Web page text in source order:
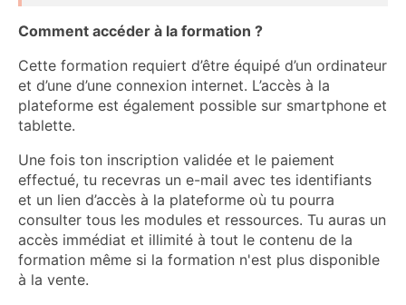
Comment accéder à la formation ?
Cette formation requiert d’être équipé d’un ordinateur
et d’une d’une connexion internet. L’accès à la
plateforme est également possible sur smartphone et
tablette.
Une fois ton inscription validée et le paiement
effectué, tu recevras un e-mail avec tes identifiants
et un lien d’accès à la plateforme où tu pourra
consulter tous les modules et ressources. Tu auras un
accès immédiat et illimité à tout le contenu de la
formation même si la formation n'est plus disponible
à la vente.